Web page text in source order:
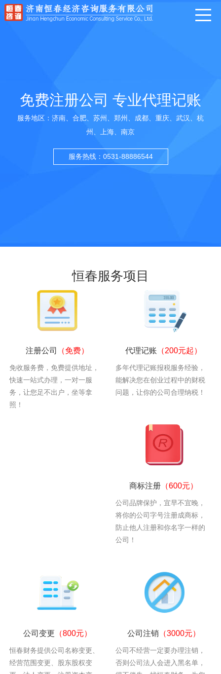
免费注册公司 专业代理记账
服务地区：济南、合肥、苏州、郑州、成都、重庆、武汉、杭
州、上海、南京
服务热线：0531-88886544
恒春服务项目
注册公司 （免费）
免收服务费，免费提供地址，
快速一站式办理，一对一服
务，让您足不出户，坐等拿
照！
代理记账 （200元起）
多年代理记账报税服务经验，
能解决您在创业过程中的财税
问题，让你的公司合理纳税！
商标注册 （600元）
公司品牌保护，宜早不宜晚，
将你的公司字号注册成商标，
防止他人注册和你名字一样的
公司！
公司变更 （800元）
恒春财务提供公司名称变更、
经营范围变更、股东股权变
公司注销 （3000元）
公司不经营一定要办理注销，
否则公司法人会进入黑名单，